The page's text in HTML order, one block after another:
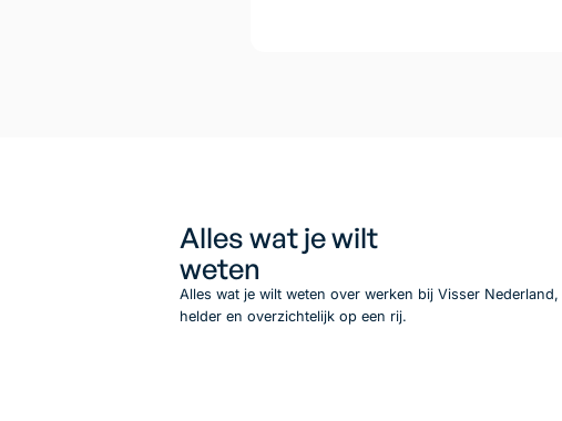
Alles wat je wilt
weten
Alles wat je wilt weten over werken bij Visser Nederland,
helder en overzichtelijk op een rij.